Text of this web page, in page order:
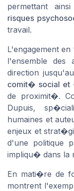
permettant
risques
travail.
L'engagement
l'ensemble des
direction
comit� social et
de proximit�.
Dupuis,
humaines et
enjeux et
d'une politique
impliqu� dans la
En mati�re de
montrent